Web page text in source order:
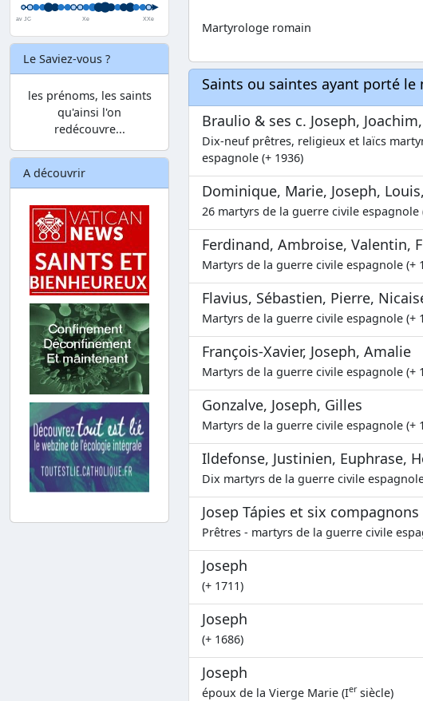
Le Saviez-vous ?
les prénoms, les saints
qu'ainsi l'on
redécouvre...
A découvrir
Martyrologe romain
Saints ou saintes ayant porté le
Braulio & ses c. Joseph,
Dix-neuf prêtres, religieux et laïcs
espagnole (+ 1936)
Dominique, Marie, Joseph,
26 martyrs de la guerre civile espagnole
Ferdinand, Ambroise, Valentin,
Martyrs de la guerre civile espagnole (+
Flavius, Sébastien, Pierre,
Martyrs de la guerre civile espagnole (+
François-Xavier, Joseph, Amalie
Martyrs de la guerre civile espagnole (+
Gonzalve, Joseph, Gilles
Martyrs de la guerre civile espagnole (+
Ildefonse, Justinien, Euphrase,
Dix martyrs de la guerre civile
Josep Tápies et six compagnons
Prêtres - martyrs de la guerre civile
Joseph
(+ 1711)
Joseph
(+ 1686)
Joseph
époux de la Vierge Marie (Iersiècle)